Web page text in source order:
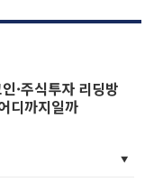
·주식투자 리딩방
디까지일까